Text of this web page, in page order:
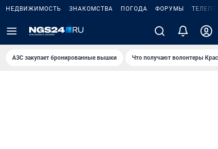
НЕДВИЖИМОСТЬ ЗНАКОМСТВА ПОГОДА ФОРУМЫ
AЗС закупает бронированные вышки Что получают волонтеры